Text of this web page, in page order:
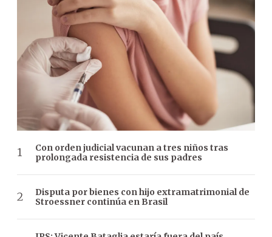
Con orden judicial vacunan a tres niños tras
prolongada resistencia de sus padres
Disputa por bienes con hijo extramatrimonial de
Stroessner continúa en Brasil